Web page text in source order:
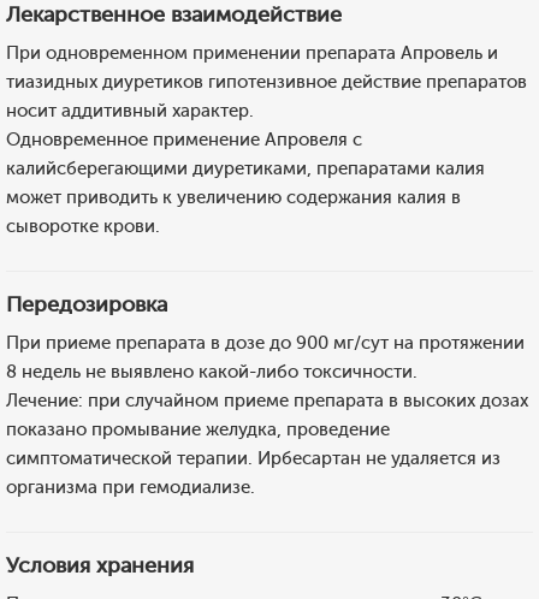
Лекарственное взаимодействие
При одновременном применении препарата Апровель и
тиазидных диуретиков гипотензивное действие препаратов
носит аддитивный характер.
Одновременное применение Апровеля с
калийсберегающими диуретиками, препаратами калия
может приводить к увеличению содержания калия в
сыворотке крови.
Передозировка
При приеме препарата в дозе до 900 мг/сут на протяжении
8 недель не выявлено какой-либо токсичности.
Лечение: при случайном приеме препарата в высоких дозах
показано промывание желудка, проведение
симптоматической терапии. Ирбесартан не удаляется из
организма при гемодиализе.
Условия хранения